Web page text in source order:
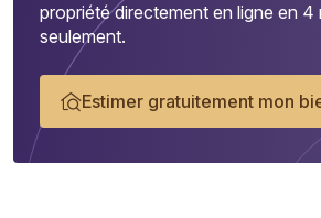
propriété directement en ligne en 4
seulement.
Estimer gratuitement mon